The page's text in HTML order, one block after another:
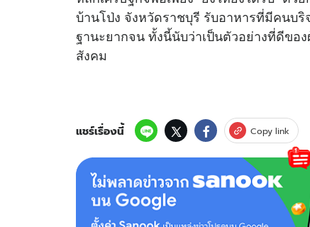
บ้านโป่ง จังหวัดราชบุรี รับอาหารที่มีคน
ฐานะยากจน ทั้งนี้นับว่าเป็นตัวอย่างที่ดีขอ
สังคม
แชร์เรื่องนี้ Copy link